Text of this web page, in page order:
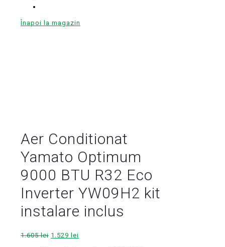
Înapoi la magazin
Aer Conditionat
Yamato Optimum
9000 BTU R32 Eco
Inverter YW09H2 kit
instalare inclus
1.605lei Prețul
1.529 lei